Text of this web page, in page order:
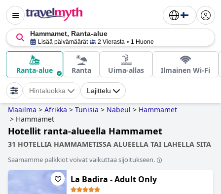
Hammamet, Ranta-alue
Lisää päivämäärät 2 Vierasta 1 Huone
Ranta-alue Ranta Uima-allas Ilmainen Wi-Fi
Hintaluokka Lajittelu
Maailma > Afrikka > Tunisia > Nabeul > Hammamet
> Hammamet
Hotellit ranta-alueella Hammamet
31 HOTELLIA HAMMAMETISSA ALUEELLA TAI LAHELLA SITA
Saamamme palkkiot voivat vaikuttaa sijoitukseen.
La Badira - Adult Only